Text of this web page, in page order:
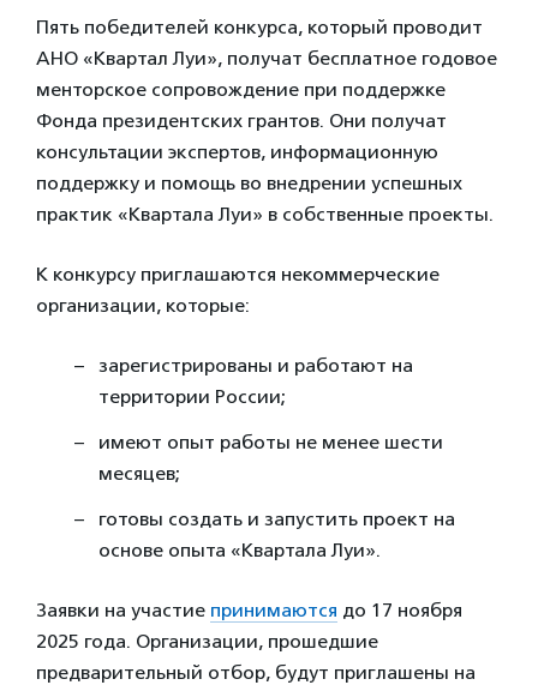
Пять победителей конкурса, который проводит
АНО «Квартал Луи», получат бесплатное годовое
менторское сопровождение при поддержке
Фонда президентских грантов. Они получат
консультации экспертов, информационную
поддержку и помощь во внедрении успешных
практик «Квартала Луи» в собственные проекты.
К конкурсу приглашаются некоммерческие
организации, которые:
зарегистрированы и работают на
территории России;
имеют опыт работы не менее шести
месяцев;
готовы создать и запустить проект на
основе опыта «Квартала Луи».
Заявки на участие принимаются до 17 ноября
2025 года. Организации, прошедшие
предварительный отбор, будут приглашены на